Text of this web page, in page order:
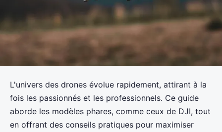
L'univers des drones évolue rapidement, attirant à la
fois les passionnés et les professionnels. Ce guide
aborde les modèles phares, comme ceux de DJI, tout
en offrant des conseils pratiques pour maximiser